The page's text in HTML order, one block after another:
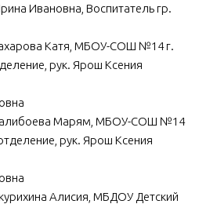
Ивановна, Воспитатель гр.
Катя, МБОУ-СОШ №14 г.
рук. Ярош Ксения
Марям, МБОУ-СОШ №14
рук. Ярош Ксения
Алисия, МБДОУ Детский